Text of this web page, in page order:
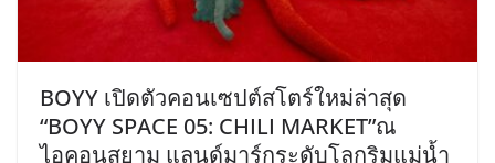
BOYY เปิดตัวคอนเซปต์สโตร์ใหม่ล่าสุด
“BOYY SPACE 05: CHILI MARKET”ณ
ไอคอนสยาม แลนด์มาร์กระดับโลกริมแม่น้ำ